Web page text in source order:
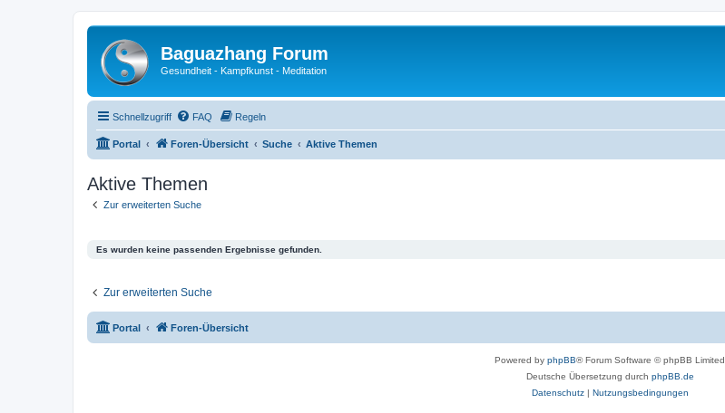
Baguazhang Forum
Gesundheit - Kampfkunst - Meditation
Schnellzugriff FAQ Regeln
Portal Foren-Übersicht Suche Aktive Themen
Aktive Themen
Zur erweiterten Suche
Es wurden keine passenden Ergebnisse gefunden.
Zur erweiterten Suche
Portal Foren-Übersicht
Powered by phpBB® Forum Software © phpBB Limited
Deutsche Übersetzung durch phpBB.de
Datenschutz| Nutzungsbedingungen